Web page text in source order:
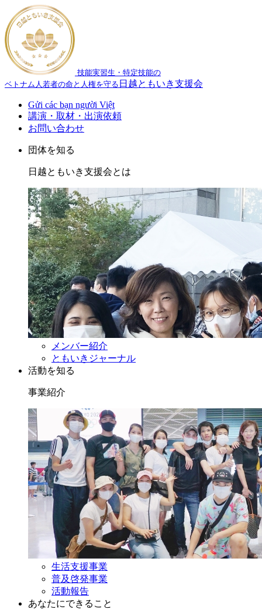
技能実習生・特定技能の
ベトナム人若者の命と人権を守る 日越ともいき支援会
Gửi các bạn người Việt
講演・取材・出演依頼
お問い合わせ
団体を知る
日越ともいき支援会とは
メンバー紹介
ともいきジャーナル
活動を知る
事業紹介
生活支援事業
普及啓発事業
活動報告
あなたにできること